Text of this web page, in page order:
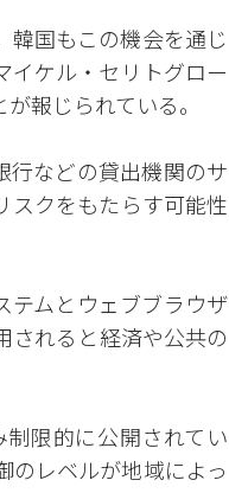
韓国もこの機会を通じ
イケル・セリトグロー
報じられている。
行などの貸出機関のサ
スクをもたらす可能性
テムとウェブブラウザ
されると経済や公共の
限的に公開されてい
のレベルが地域によっ